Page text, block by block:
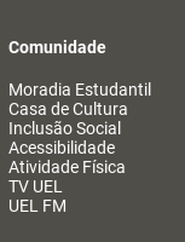
Comunidade
Moradia Estudantil
Casa de Cultura
Inclusão Social
Acessibilidade
Atividade Física
TV UEL
UEL FM